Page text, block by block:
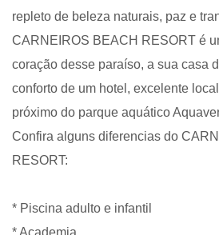
repleto de beleza naturais, paz e
CARNEIROS BEACH RESORT é
coração desse paraíso, a sua casa
conforto de um hotel, excelente
próximo do parque aquático
Confira alguns diferencias do
RESORT:
* Piscina adulto e infantil
* Academia